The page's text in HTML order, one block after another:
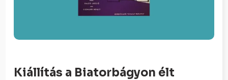
Kiállítás a Biatorbágyon élt